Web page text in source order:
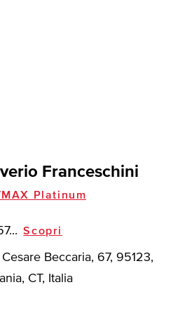
Franceschini
MAX Platinum
Scopri
Beccaria, 67, 95123,
CT, Italia